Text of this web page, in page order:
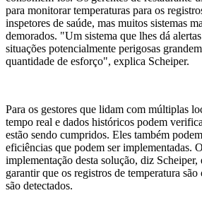
para monitorar temperaturas para os
inspetores de saúde, mas muitos sistemas
demorados. "Um sistema que lhes dá
situações potencialmente perigosas
quantidade de esforço", explica Scheiper.
Para os gestores que lidam com múltiplas
tempo real e dados históricos podem
estão sendo cumpridos. Eles também
eficiências que podem ser implementadas.
implementação desta solução, diz Scheiper,
garantir que os registros de temperatura
são detectados.